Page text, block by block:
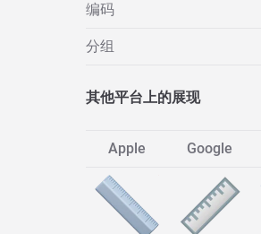
编码
分组
其他平台上的展现
Apple Google